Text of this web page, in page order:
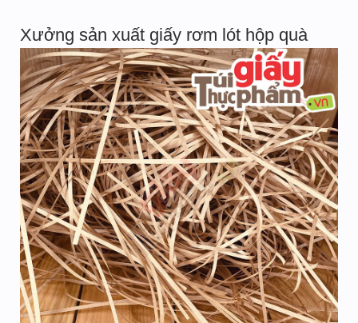
Xưởng sản xuất giấy rơm lót hộp quà